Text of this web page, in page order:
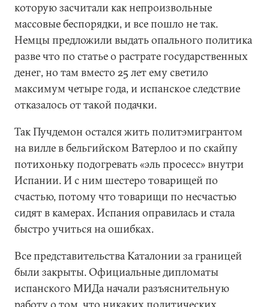
которую засчитали как непроизвольные
массовые беспорядки, и все пошло не так.
Немцы предложили выдать опального политика
разве что по статье о растрате государственных
денег, но там вместо 25 лет ему светило
максимум четыре года, и испанское следствие
отказалось от такой подачки.
Так Пучдемон остался жить политэмигрантом
на вилле в бельгийском Ватерлоо и по скайпу
потихоньку подогревать «эль просесс» внутри
Испании. И с ним шестеро товарищей по
счастью, потому что товарищи по несчастью
сидят в камерах. Испания оправилась и стала
быстро учиться на ошибках.
Все представительства Каталонии за границей
были закрыты. Официальные дипломаты
испанского МИДа начали разъяснительную